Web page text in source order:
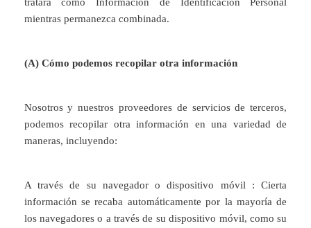
mientras permanezca combinada.
(A) Cómo podemos recopilar otra información
Nosotros y nuestros proveedores de servicios de terceros,
podemos recopilar otra información en una variedad de
maneras, incluyendo:
A través de su navegador o dispositivo móvil : Cierta
información se recaba automáticamente por la mayoría de
los navegadores o a través de su dispositivo móvil, como su